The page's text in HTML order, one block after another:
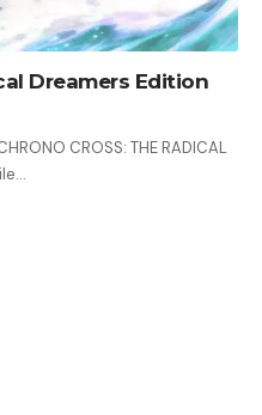
Dreamers Edition
CROSS: THE RADICAL